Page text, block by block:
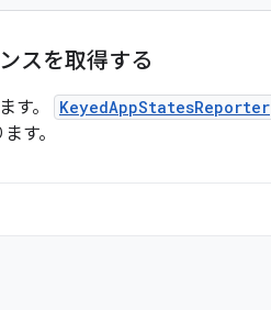
スを取得する
す。 KeyedAppStatesReporter
す。